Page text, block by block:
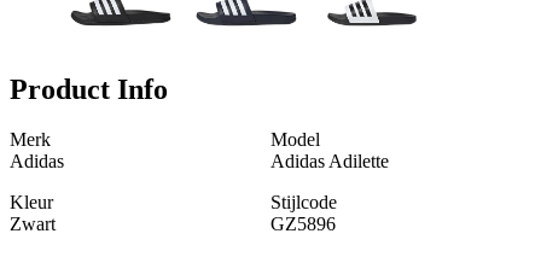
Product Info
Merk
Adidas
Model
Adidas Adilette
Kleur
Zwart
Stijlcode
GZ5896